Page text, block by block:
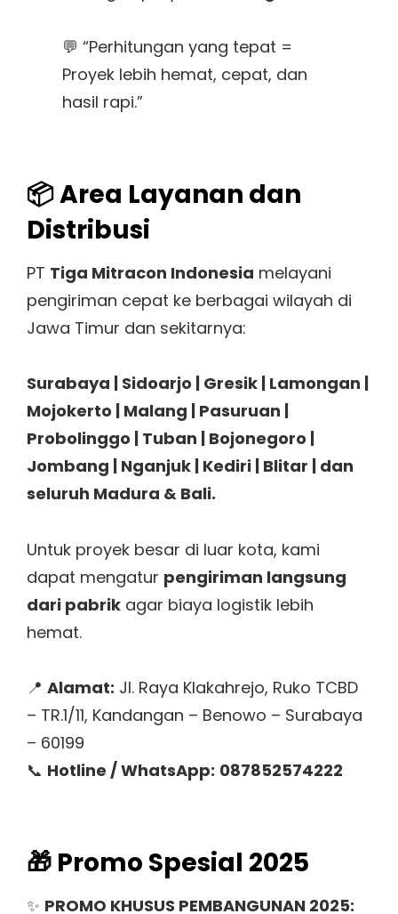
💬 “Perhitungan yang tepat =
Proyek lebih hemat, cepat, dan
hasil rapi.”
📦 Area Layanan dan
Distribusi
PT Tiga Mitracon Indonesia melayani
pengiriman cepat ke berbagai wilayah di
Jawa Timur dan sekitarnya:
Surabaya | Sidoarjo | Gresik | Lamongan |
Mojokerto | Malang | Pasuruan |
Probolinggo | Tuban | Bojonegoro |
Jombang | Nganjuk | Kediri | Blitar | dan
seluruh Madura & Bali.
Untuk proyek besar di luar kota, kami
dapat mengatur pengiriman langsung
dari pabrik agar biaya logistik lebih
hemat.
📍 Alamat: Jl. Raya Klakahrejo, Ruko TCBD
– TR.1/11, Kandangan – Benowo – Surabaya
– 60199
📞 Hotline / WhatsApp: 087852574222
🎁 Promo Spesial 2025
✨ PROMO KHUSUS PEMBANGUNAN 2025: